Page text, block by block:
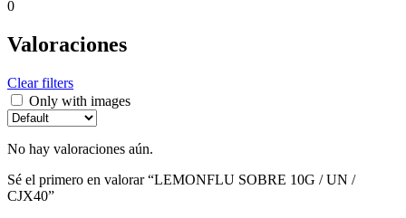
0
Valoraciones
Clear filters
Only with images
No hay valoraciones aún.
Sé el primero en valorar “LEMONFLU SOBRE 10G / UN /
CJX40”